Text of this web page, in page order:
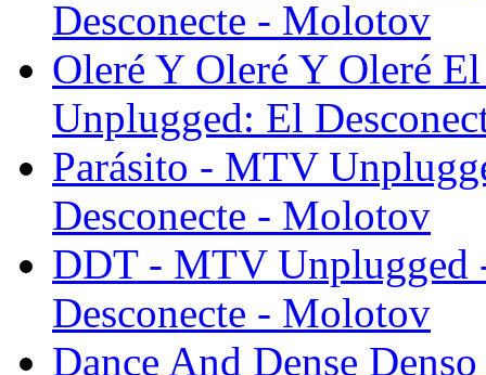
Desconecte - Molotov
Oleré Y Oleré Y Oleré
Unplugged: El
Parásito - MTV
Desconecte - Molotov
DDT - MTV
Desconecte - Molotov
Dance And Dense